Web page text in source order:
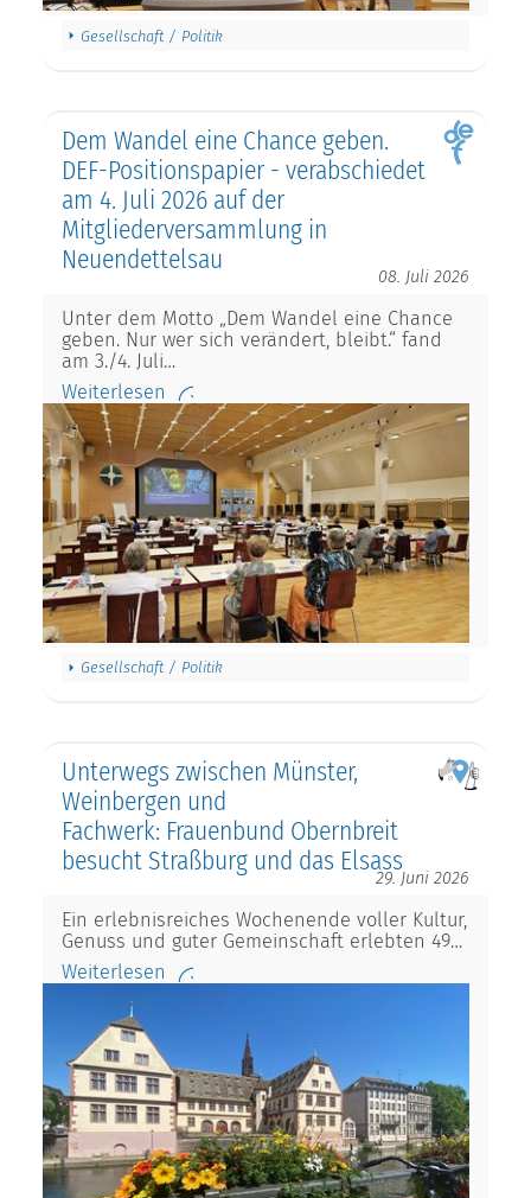
Gesellschaft / Politik
Dem Wandel eine Chance geben.
DEF-Positionspapier - verabschiedet
am 4. Juli 2026 auf der
Mitgliederversammlung in
Neuendettelsau
08. Juli 2026
Unter dem Motto „Dem Wandel eine Chance
geben. Nur wer sich verändert, bleibt.“ fand
am 3./4. Juli…
Weiterlesen
Gesellschaft / Politik
Unterwegs zwischen Münster,
Weinbergen und
Fachwerk: Frauenbund Obernbreit
besucht Straßburg und das Elsass
29. Juni 2026
Ein erlebnisreiches Wochenende voller Kultur,
Genuss und guter Gemeinschaft erlebten 49…
Weiterlesen